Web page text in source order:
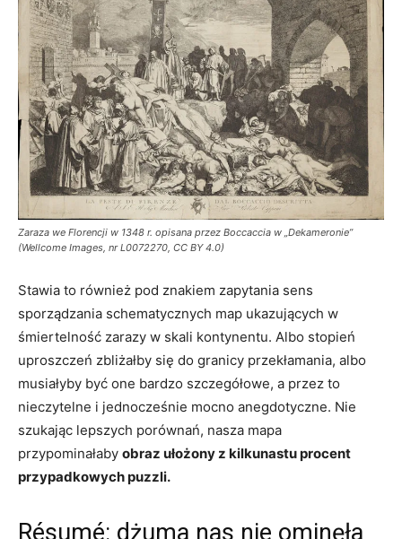
Zaraza we Florencji w 1348 r. opisana przez Boccaccia w „Dekameronie”
(Wellcome Images, nr L0072270, CC BY 4.0)
Stawia to również pod znakiem zapytania sens
sporządzania schematycznych map ukazujących w
śmiertelność zarazy w skali kontynentu. Albo stopień
uproszczeń zbliżałby się do granicy przekłamania, albo
musiałyby być one bardzo szczegółowe, a przez to
nieczytelne i jednocześnie mocno anegdotyczne. Nie
szukając lepszych porównań, nasza mapa
przypominałaby obraz ułożony z kilkunastu procent
przypadkowych puzzli.
Résumé: dżuma nas nie ominęła